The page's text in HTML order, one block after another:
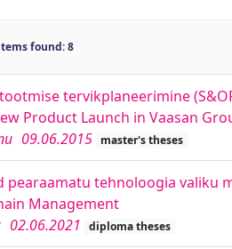
found: 8
tervikplaneerimine
Product Launch in Vaasan
09.06.2015 master's theses
pearaamatu tehnoloogia valiku
Management
02.06.2021 diploma theses